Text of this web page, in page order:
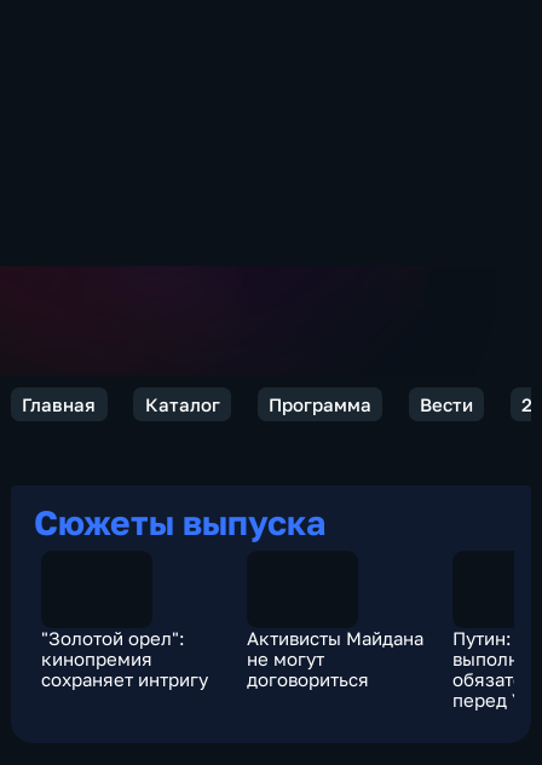
Главная Каталог Программа Вести
Сюжеты выпуска
"Золотой орел":
кинопремия
сохраняет интригу
Активисты Майдана
не могут
договориться
Путин:
выполнит
перед